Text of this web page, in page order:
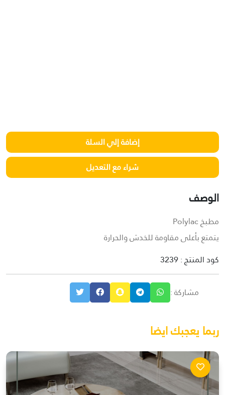
الوصف
مطبخ Polylac
يتمتع بأعلى مقاومة للخدش والحرارة
كود المنتج : 3239
مشاركة :
ربما يعجبك ايضا